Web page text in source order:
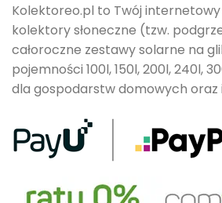
Kolektoreo.pl to Twój
kolektory słoneczne (tzw.
całoroczne zestawy solarne na
pojemności 100l, 150l, 200l, 240l,
dla gospodarstw domowych